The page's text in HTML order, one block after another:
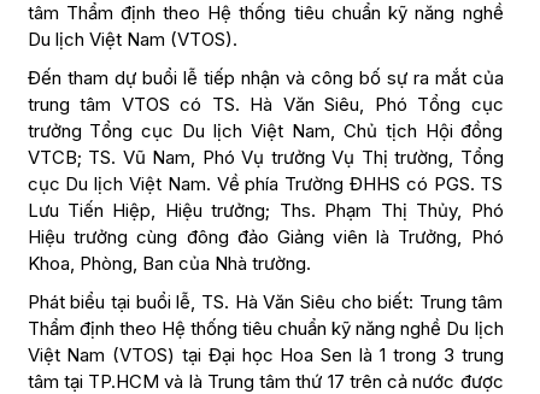
tâm Thẩm định theo Hệ thống tiêu chuẩn kỹ năng nghề
Du lịch Việt Nam (VTOS).
Đến tham dự buổi lễ tiếp nhận và công bố sự ra mắt của
trung tâm VTOS có TS. Hà Văn Siêu, Phó Tổng cục
trưởng Tổng cục Du lịch Việt Nam, Chủ tịch Hội đồng
VTCB; TS. Vũ Nam, Phó Vụ trưởng Vụ Thị trường, Tổng
cục Du lịch Việt Nam. Về phía Trường ĐHHS có PGS. TS
Lưu Tiến Hiệp, Hiệu trưởng; Ths. Phạm Thị Thủy, Phó
Hiệu trưởng cùng đông đảo Giảng viên là Trưởng, Phó
Khoa, Phòng, Ban của Nhà trường.
Phát biểu tại buổi lễ, TS. Hà Văn Siêu cho biết: Trung tâm
Thẩm định theo Hệ thống tiêu chuẩn kỹ năng nghề Du lịch
Việt Nam (VTOS) tại Đại học Hoa Sen là 1 trong 3 trung
tâm tại TP.HCM và là Trung tâm thứ 17 trên cả nước được